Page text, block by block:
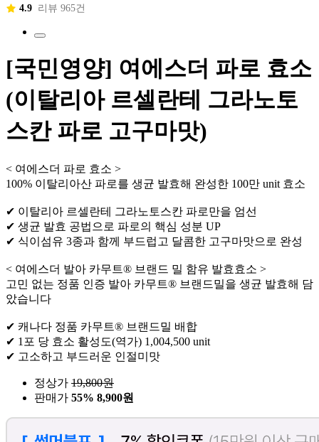
4.9 리뷰 965건
[국민영양] 여에스더 파로 효소
(이탈리아 르셀란테 그라노토
스칸 파로 고구마맛)
< 여에스더 파로 효소 >
100% 이탈리아산 파로를 생균 발효해 완성한 100만 unit 효소
✔ 이탈리아 르셀란테 그라노토스칸 파로만을 엄선
✔ 생균 발효 공법으로 파로의 핵심 성분 UP
✔ 식이섬유 3종과 함께 부드럽고 달콤한 고구마맛으로 완성
< 여에스더 발아 카무트® 브랜드 밀 함유 발효효소 >
고민 없는 정품 인증 발아 카무트® 브랜드밀을 생균 발효해 담
았습니다
✔ 캐나다 정품 카무트® 브랜드밀 배합
✔ 1포 당 효소 활성도(역가) 1,004,500 unit
✔ 고소하고 부드러운 인절미맛
정상가 19,800원
판매가 55% 8,900원